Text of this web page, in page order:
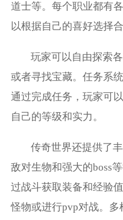
道士等。每个职业都有
以根据自己的喜好选择
玩家可以自由探索
或者寻找宝藏。任务系
通过完成任务，玩家可
自己的等级和实力。
传奇世界还提供了
敌对生物和强大的boss
过战斗获取装备和经验
怪物或进行pvp对战。